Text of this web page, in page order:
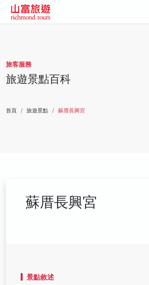
旅客服務
旅遊景點百科
首頁 旅遊景點 蘇厝長興宮
蘇厝長興宮
景點敘述